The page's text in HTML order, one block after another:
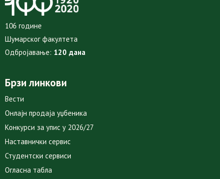
106 године
Шумарског факултета
Одбројавање: 120 дана
Брзи линкови
Вести
Онлајн продаја уџбеника
Конкурси за упис у 2026/27
Наставнички сервис
Студентски сервиси
Огласна табла